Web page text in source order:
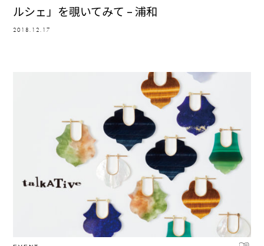
ルシェ」を覗いてみて – 浦和
2018.12.17